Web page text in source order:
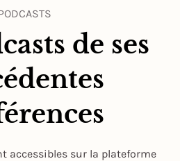
de ses
accessibles sur la plateforme